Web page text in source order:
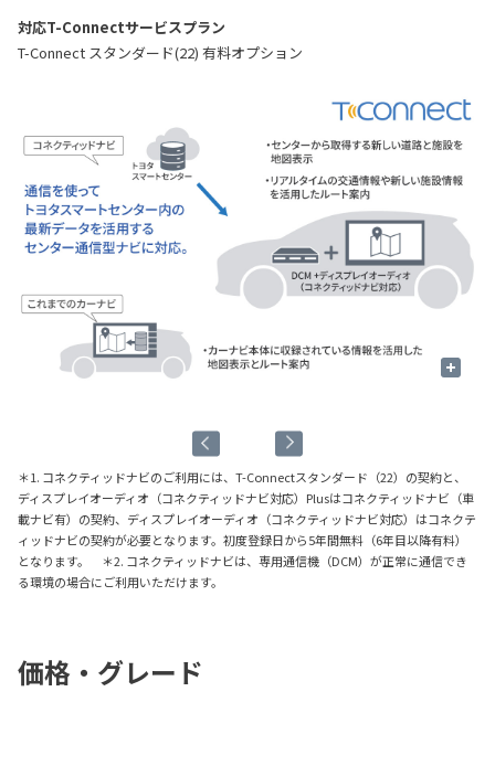
対応T-Connectサービスプラン
T-Connect スタンダード(22) 有料オプション
+
＊1. コネクティッドナビのご利用には、T-Connectスタンダード（22）の契約と、
ディスプレイオーディオ（コネクティッドナビ対応）Plusはコネクティッドナビ（車
載ナビ有）の契約、ディスプレイオーディオ（コネクティッドナビ対応）はコネクテ
ィッドナビの契約が必要となります。初度登録日から5年間無料（6年目以降有料）
となります。 ＊2. コネクティッドナビは、専用通信機（DCM）が正常に通信でき
る環境の場合にご利用いただけます。
価格・グレード